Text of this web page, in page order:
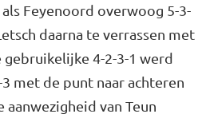
Feyenoord overwoog 5-3-
daarna te verrassen met
gebruikelijke 4-2-3-1 werd
met de punt naar achteren
van Teun